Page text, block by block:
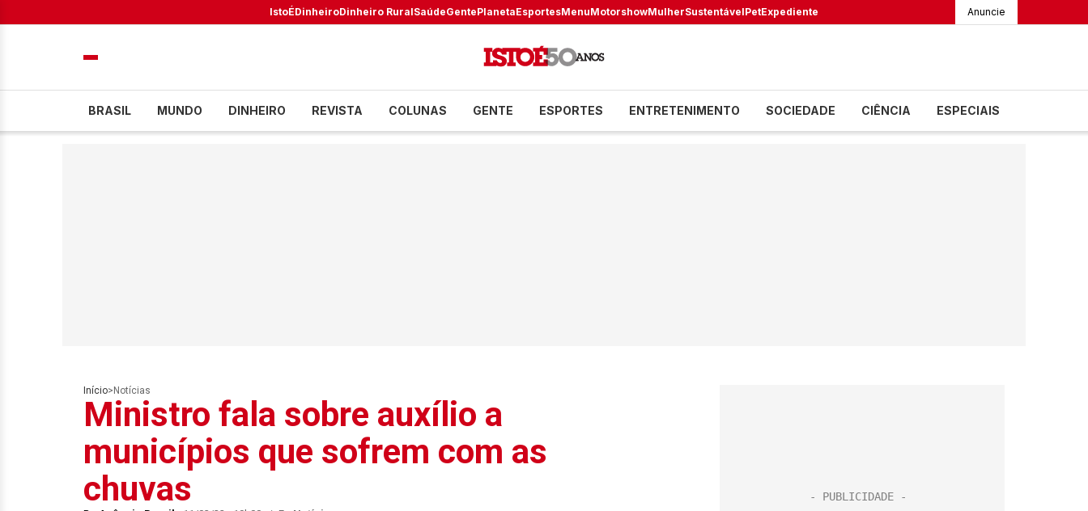
IstoÉDinheiroDinheiro RuralSaúdeGentePlanetaEsportesMenuMotorshowMulherSustentávelPetExpediente Anuncie
BRASIL MUNDO DINHEIRO REVISTA COLUNAS GENTE ESPORTES ENTRETENIMENTO SOCIEDADE CIÊNCIA ESPECIAIS
Início> Notícias
Ministro fala sobre auxílio a
municípios que sofrem com as
chuvas